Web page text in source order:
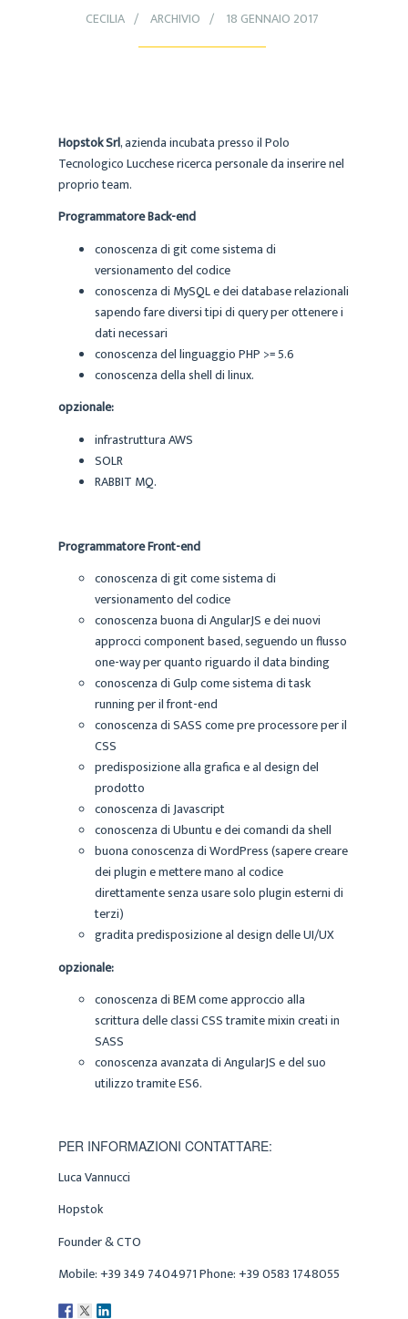
CECILIA ARCHIVIO 18 GENNAIO 2017
Hopstok Srl, azienda incubata presso il Polo
Tecnologico Lucchese ricerca personale da inserire nel
proprio team.
Programmatore Back-end
conoscenza di git come sistema di
versionamento del codice
conoscenza di MySQL e dei database relazionali
sapendo fare diversi tipi di query per ottenere i
dati necessari
conoscenza del linguaggio PHP >= 5.6
conoscenza della shell di linux.
opzionale:
infrastruttura AWS
SOLR
RABBIT MQ.
Programmatore Front-end
conoscenza di git come sistema di
versionamento del codice
conoscenza buona di AngularJS e dei nuovi
approcci component based, seguendo un flusso
one-way per quanto riguardo il data binding
conoscenza di Gulp come sistema di task
running per il front-end
conoscenza di SASS come pre processore per il
CSS
predisposizione alla grafica e al design del
prodotto
conoscenza di Javascript
conoscenza di Ubuntu e dei comandi da shell
buona conoscenza di WordPress (sapere creare
dei plugin e mettere mano al codice
direttamente senza usare solo plugin esterni di
terzi)
gradita predisposizione al design delle UI/UX
opzionale:
conoscenza di BEM come approccio alla
scrittura delle classi CSS tramite mixin creati in
SASS
conoscenza avanzata di AngularJS e del suo
utilizzo tramite ES6.
PER INFORMAZIONI CONTATTARE:
Luca Vannucci
Hopstok
Founder & CTO
Mobile: +39 349 7404971 Phone: +39 0583 1748055